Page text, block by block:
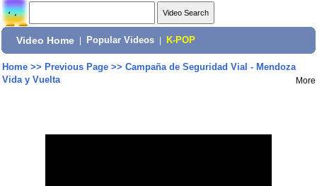
Video Home Popular Videos K-POP
Home>> Previous Page>> Campaña de Seguridad Vial - Mendoza
Vida y Vuelta
More